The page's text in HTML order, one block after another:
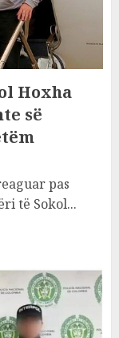
Hoxha
së
pas
të Sokol...